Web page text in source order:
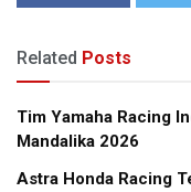
Related Posts
Tim Yamaha Racing
Mandalika 2026
Astra Honda Racing